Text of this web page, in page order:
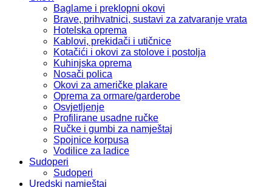
Baglame i preklopni okovi
Brave, prihvatnici, sustavi za zatvaranje vrata
Hotelska oprema
Kablovi, prekidači i utičnice
Kotačići i okovi za stolove i postolja
Kuhinjska oprema
Nosači polica
Okovi za američke plakare
Oprema za ormare/garderobe
Osvjetljenje
Profilirane usadne ručke
Ručke i gumbi za namještaj
Spojnice korpusa
Vodilice za ladice
Sudoperi
Sudoperi
Uredski namještaj